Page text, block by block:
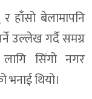
सेवा सुरु, काठमाडौं धाउने
सहयाेग, पुनःस्थापनामा
३२ बुँदे
हाँसो बेलामापनि
उल्लेख गर्दै समग्र
सिंगो नगर
भनाई थियो।